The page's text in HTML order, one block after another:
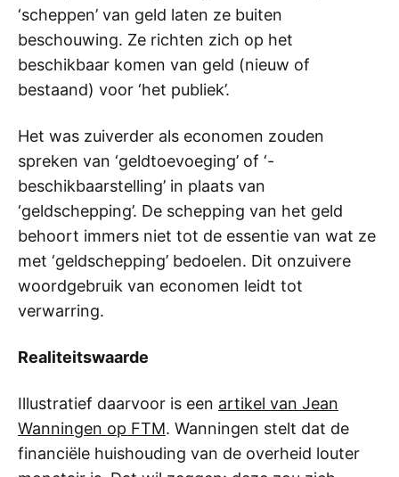
‘scheppen’ van geld laten ze buiten
beschouwing. Ze richten zich op het
beschikbaar komen van geld (nieuw of
bestaand) voor ‘het publiek’.
Het was zuiverder als economen zouden
spreken van ‘geldtoevoeging’ of ‘-
beschikbaarstelling’ in plaats van
‘geldschepping’. De schepping van het geld
behoort immers niet tot de essentie van wat ze
met ‘geldschepping’ bedoelen. Dit onzuivere
woordgebruik van economen leidt tot
verwarring.
Realiteitswaarde
Illustratief daarvoor is een artikel van Jean
Wanningen op FTM. Wanningen stelt dat de
financiële huishouding van de overheid louter